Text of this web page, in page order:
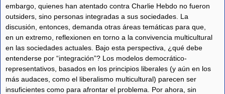
embargo, quienes han atentado contra Charlie Hebdo no fueron
outsiders, sino personas integradas a sus sociedades. La
discusión, entonces, demanda otras áreas temáticas para que,
en un extremo, reflexionen en torno a la convivencia multicultural
en las sociedades actuales. Bajo esta perspectiva, ¿qué debe
entenderse por “integración”? Los modelos democrático-
representativos, basados en los principios liberales (y aún en los
más audaces, como el liberalismo multicultural) parecen ser
insuficientes como para afrontar el problema. Por ahora, sin